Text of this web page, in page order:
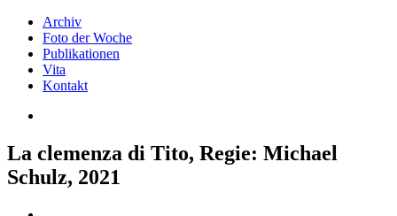
Archiv
Foto der Woche
Publikationen
Vita
Kontakt
La clemenza di Tito, Regie: Michael
Schulz, 2021